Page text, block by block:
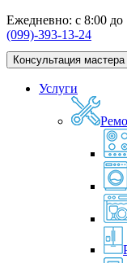
Ежедневно: с 8:00 до
(099)-393-13-24
Консультация мастера
Услуги